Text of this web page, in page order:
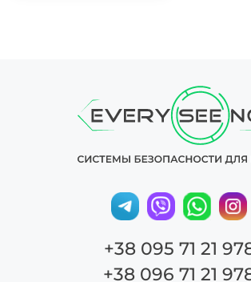
+38 095 71 21
+38 096 71 21